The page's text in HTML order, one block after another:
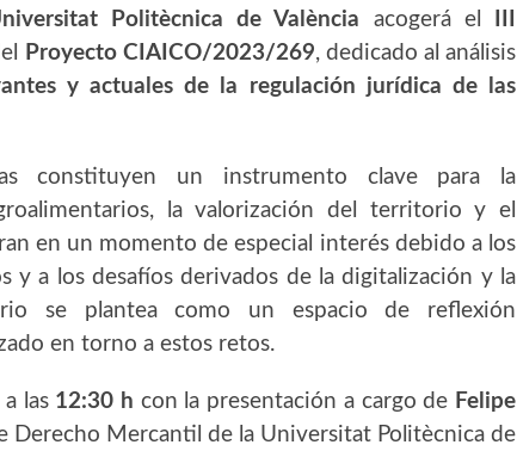
Politècnica de València acogerá el
Proyecto CIAICO/2023/269, dedicado al análisis
y actuales de la regulación jurídica de las
constituyen un instrumento clave para la
la valorización del territorio y el
en un momento de especial interés debido a los
y a los desafíos derivados de la digitalización y la
se plantea como un espacio de reflexión
en torno a estos retos.
las 12:30 h con la presentación a cargo de Felipe
Derecho Mercantil de la Universitat Politècnica de